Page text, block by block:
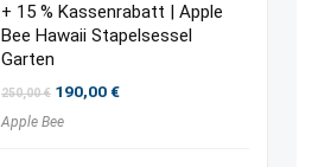
+ 15 % Kassenrabatt | Apple
Bee Hawaii Stapelsessel
Garten
250,00€ Ursprünglicher
war:
190,00€Aktueller
Apple Bee